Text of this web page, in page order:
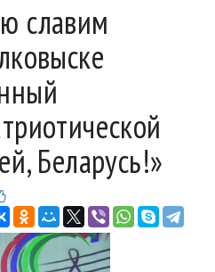
славим
Беларусь!»